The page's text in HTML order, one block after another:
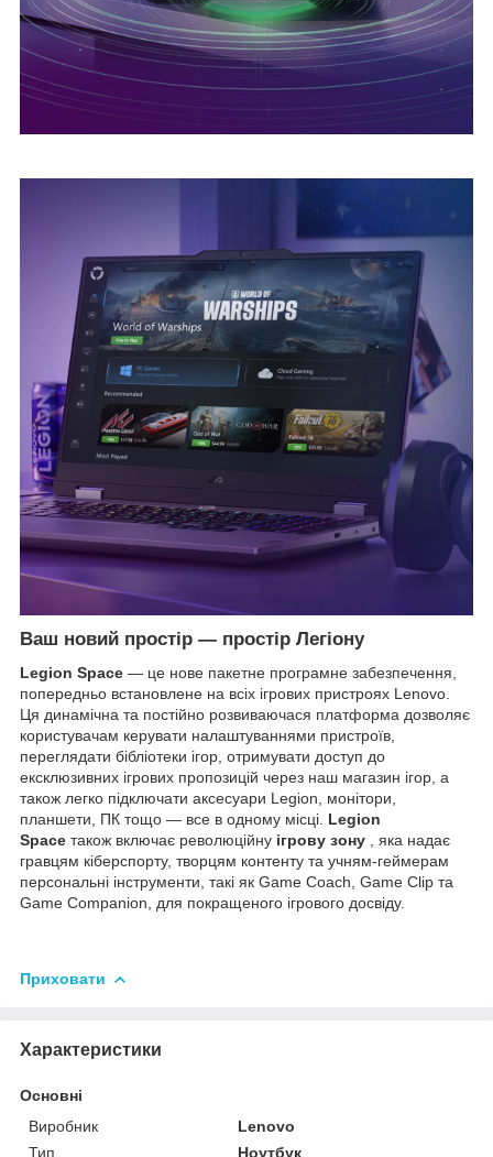
Ваш новий простір — простір Легіону
Legion Space — це нове пакетне програмне забезпечення,
попередньо встановлене на всіх ігрових пристроях Lenovo.
Ця динамічна та постійно розвиваючася платформа дозволяє
користувачам керувати налаштуваннями пристроїв,
переглядати бібліотеки ігор, отримувати доступ до
ексклюзивних ігрових пропозицій через наш магазин ігор, а
також легко підключати аксесуари Legion, монітори,
планшети, ПК тощо — все в одному місці. Legion
Space також включає революційну ігрову зону , яка надає
гравцям кіберспорту, творцям контенту та учням-геймерам
персональні інструменти, такі як Game Coach, Game Clip та
Game Companion, для покращеного ігрового досвіду.
Приховати
Характеристики
Основні
Виробник
Lenovo
Тип
Ноутбук